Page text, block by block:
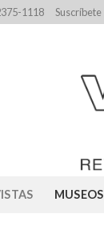
1118 Suscríbete
MUSEOS